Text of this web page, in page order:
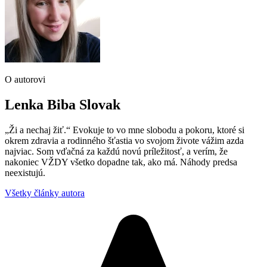
O autorovi
Lenka Biba Slovak
„Ži a nechaj žiť.“ Evokuje to vo mne slobodu a pokoru, ktoré si
okrem zdravia a rodinného šťastia vo svojom živote vážim azda
najviac. Som vďačná za každú novú príležitosť, a verím, že
nakoniec VŽDY všetko dopadne tak, ako má. Náhody predsa
neexistujú.
Všetky články autora